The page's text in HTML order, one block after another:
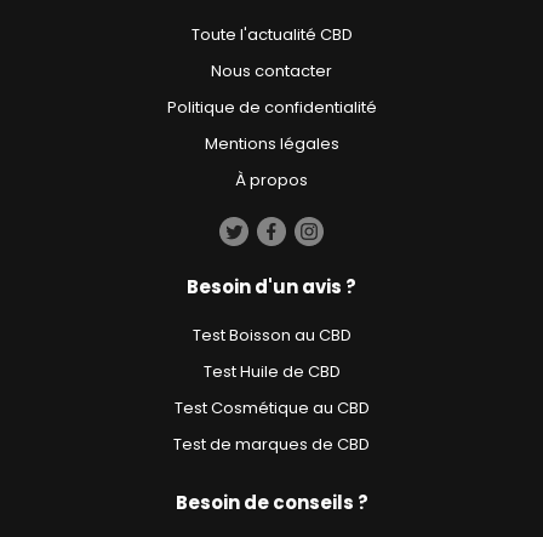
Toute l'actualité CBD
Nous contacter
Politique de confidentialité
Mentions légales
À propos
Besoin d'un avis ?
Test Boisson au CBD
Test Huile de CBD
Test Cosmétique au CBD
Test de marques de CBD
Besoin de conseils ?